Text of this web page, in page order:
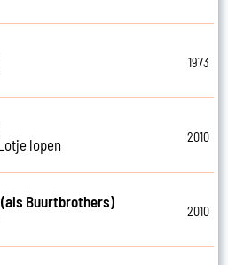
1973
lopen
2010
(als Buurtbrothers)
2010